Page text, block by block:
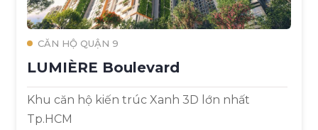
CĂN HỘ QUẬN 9
LUMIÈRE Boulevard
Khu căn hộ kiến trúc Xanh 3D lớn nhất
Tp.HCM